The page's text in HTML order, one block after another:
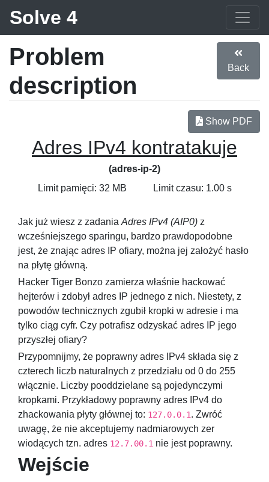
Solve 4
Problem
description
Back
Show PDF
Adres IPv4 kontratakuje
(adres-ip-2)
Limit pamięci: 32 MB
Limit czasu: 1.00 s
Jak już wiesz z zadania Adres IPv4 (AIP0) z
wcześniejszego sparingu, bardzo prawdopodobne
jest, że znając adres IP ofiary, można jej założyć hasło
na płytę główną.
Hacker Tiger Bonzo zamierza właśnie hackować
hejterów i zdobył adres IP jednego z nich. Niestety, z
powodów technicznych zgubił kropki w adresie i ma
tylko ciąg cyfr. Czy potrafisz odzyskać adres IP jego
przyszłej ofiary?
Przypomnijmy, że poprawny adres IPv4 składa się z
czterech liczb naturalnych z przedziału od 0 do 255
włącznie. Liczby pooddzielane są pojedynczymi
kropkami. Przykładowy poprawny adres IPv4 do
zhackowania płyty głównej to: 127.0.0.1. Zwróć
uwagę, że nie akceptujemy nadmiarowych zer
wiodących tzn. adres 12.7.00.1 nie jest poprawny.
Wejście